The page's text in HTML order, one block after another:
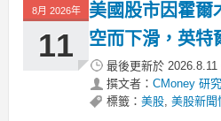
8月 2026年
11
美國股市因霍爾
空而下滑，英特
最後更新於 2026.8.11
撰文者： CMoney 研
標籤： 美股, 美股新聞